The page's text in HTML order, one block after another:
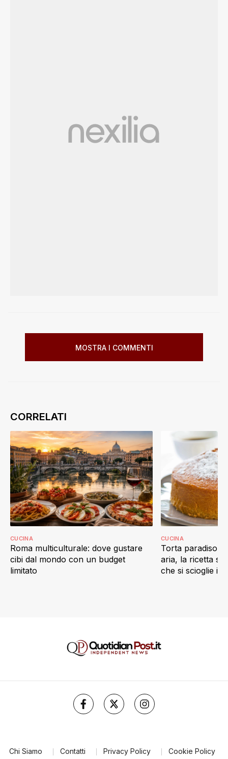
MOSTRA I COMMENTI
Roma multiculturale: dove gustare
cibi dal mondo con un budget
limitato
CUCINA
Torta paradiso
aria, la ricetta
che si scioglie in
CUCINA
Chi Siamo Contatti Privacy Policy Cookie Policy